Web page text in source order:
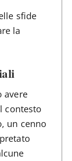
sfide
la
avere
contesto
un cenno